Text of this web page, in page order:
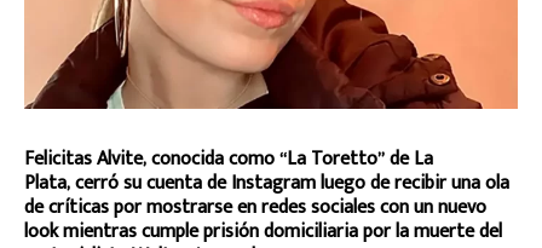
Felicitas Alvite, conocida como “La Toretto” de La
Plata, cerró su cuenta de Instagram luego de recibir una ola
de críticas por mostrarse en redes sociales con un nuevo
look mientras cumple prisión domiciliaria por la muerte del